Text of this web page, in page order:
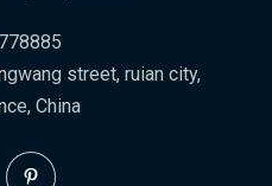
street, ruian city,
China